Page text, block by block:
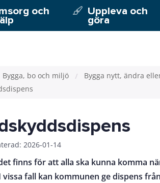
och Uppleva och
göra
Bygga, bo och miljö Bygga nytt, ändra
2026-01-14
finns för att alla ska kunna komma
fall kan kommunen ge dispens